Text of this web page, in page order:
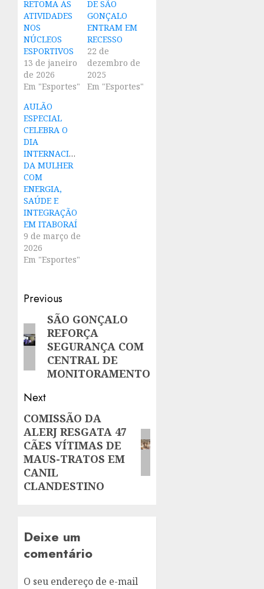
RETOMA ÀS
ATIVIDADES
NOS
NÚCLEOS
ESPORTIVOS
13 de janeiro
de 2026
Em "Esportes"
DE SÃO
GONÇALO
ENTRAM EM
RECESSO
22 de
dezembro de
2025
Em "Esportes"
AULÃO
ESPECIAL
CELEBRA O
DIA
INTERNACIONAL
DA MULHER
COM
ENERGIA,
SAÚDE E
INTEGRAÇÃO
EM ITABORAÍ
9 de março de
2026
Em "Esportes"
Post
navigation
Previous
Previous
post:
SÃO GONÇALO
REFORÇA
SEGURANÇA COM
CENTRAL DE
MONITORAMENTO
Next
Next
post:
COMISSÃO DA
ALERJ RESGATA 47
CÃES VÍTIMAS DE
MAUS-TRATOS EM
CANIL
CLANDESTINO
Deixe um
comentário
O seu endereço de e-mail